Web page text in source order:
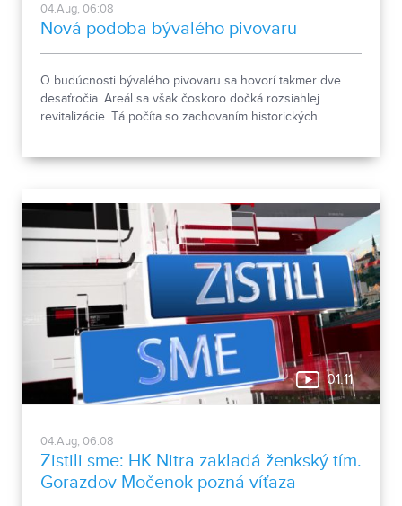
04.Aug, 06:08
Nová podoba bývalého pivovaru
O budúcnosti bývalého pivovaru sa hovorí takmer dve
desaťročia. Areál sa však čoskoro dočká rozsiahlej
revitalizácie. Tá počíta so zachovaním historických
01:11
04.Aug, 06:08
Zistili sme: HK Nitra zakladá ženkský tím.
Gorazdov Močenok pozná víťaza